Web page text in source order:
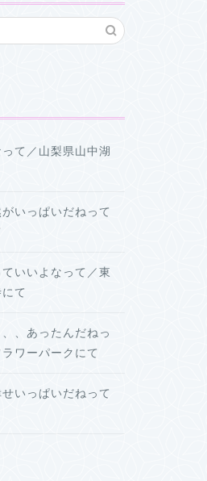
て／山梨県山中湖
いっぱいだねって
いいよなって／東
て
、あったんだねっ
ワーパークにて
いっぱいだねって